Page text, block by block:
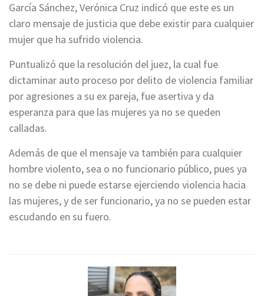
García Sánchez, Verónica Cruz indicó que este es un
claro mensaje de justicia que debe existir para cualquier
mujer que ha sufrido violencia.
Puntualizó que la resolución del juez, la cual fue
dictaminar auto proceso por delito de violencia familiar
por agresiones a su ex pareja, fue asertiva y da
esperanza para que las mujeres ya no se queden
calladas.
Además de que el mensaje va también para cualquier
hombre violento, sea o no funcionario público, pues ya
no se debe ni puede estarse ejerciendo violencia hacia
las mujeres, y de ser funcionario, ya no se pueden estar
escudando en su fuero.